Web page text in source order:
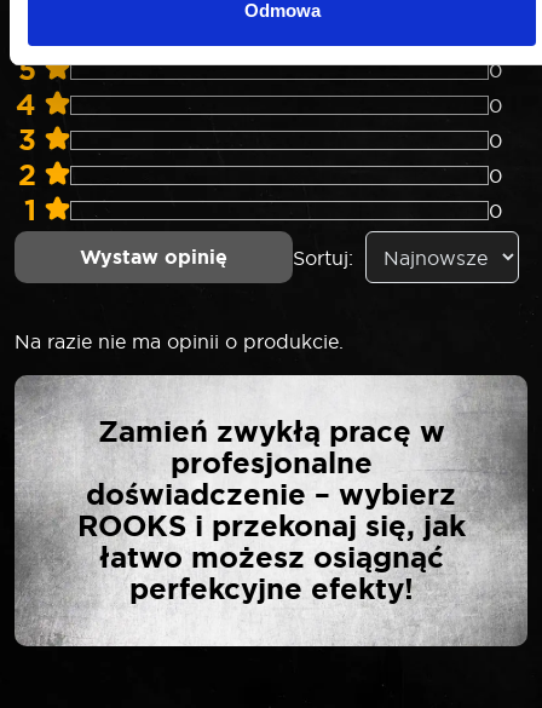
Odmowa
5 0
4 0
3 0
2 0
1 0
Wystaw opinię Sortuj:
Na razie nie ma opinii o produkcie.
NAPISZ PIERWSZĄ
OPINIĘ O „GOVONI
ZESTAW NARZĘDZI DO
AMORTYZATORÓW DO
NACIĄGANIA
TŁOCZYSKA”
Zamień zwykłą pracę w
profesjonalne
doświadczenie – wybierz
ROOKS i przekonaj się, jak
łatwo możesz osiągnąć
perfekcyjne efekty!